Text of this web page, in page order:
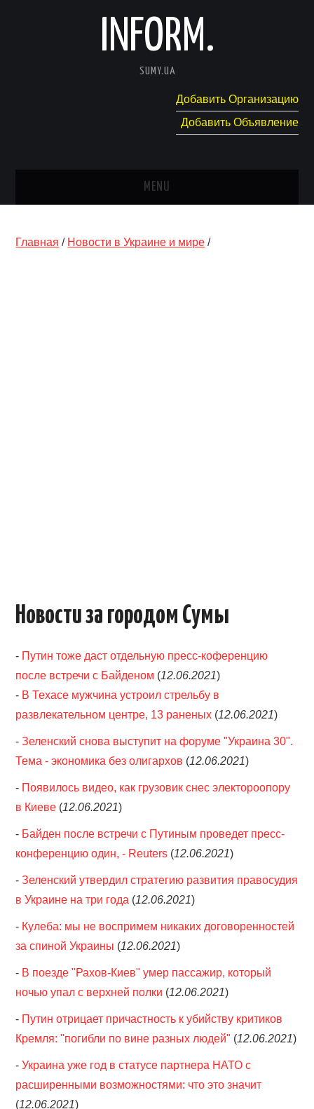
INFORM.
SUMY.UA
Добавить Организацию
Добавить Объявление
MENU
Главная / Новости в Украине и мире /
Новости за городом Сумы
- Путин тоже даст отдельную пресс-коференцию
после встречи с Байденом (12.06.2021)
- В Техасе мужчина устроил стрельбу в
развлекательном центре, 13 раненых (12.06.2021)
-Зеленский снова выступит на форуме "Украина 30".
Тема - экономика без олигархов (12.06.2021)
- Появилось видео, как грузовик снес электороопору
в Киеве (12.06.2021)
- Байден после встречи с Путиным проведет пресс-
конференцию один, - Reuters (12.06.2021)
-Зеленский утвердил стратегию развития правосудия
в Украине на три года (12.06.2021)
- Кулеба: мы не воспримем никаких договоренностей
за спиной Украины (12.06.2021)
- В поезде "Рахов-Киев" умер пассажир, который
ночью упал с верхней полки (12.06.2021)
- Путин отрицает причастность к убийству критиков
Кремля: "погибли по вине разных людей" (12.06.2021)
-Украина уже год в статусе партнера НАТО с
расширенными возможностями: что это значит
(12.06.2021)